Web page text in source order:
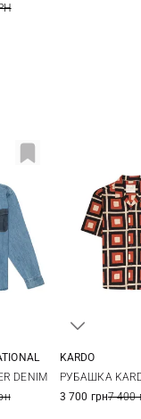
DENIM
KARDO
РУБАШКА
3 700 грн7 400